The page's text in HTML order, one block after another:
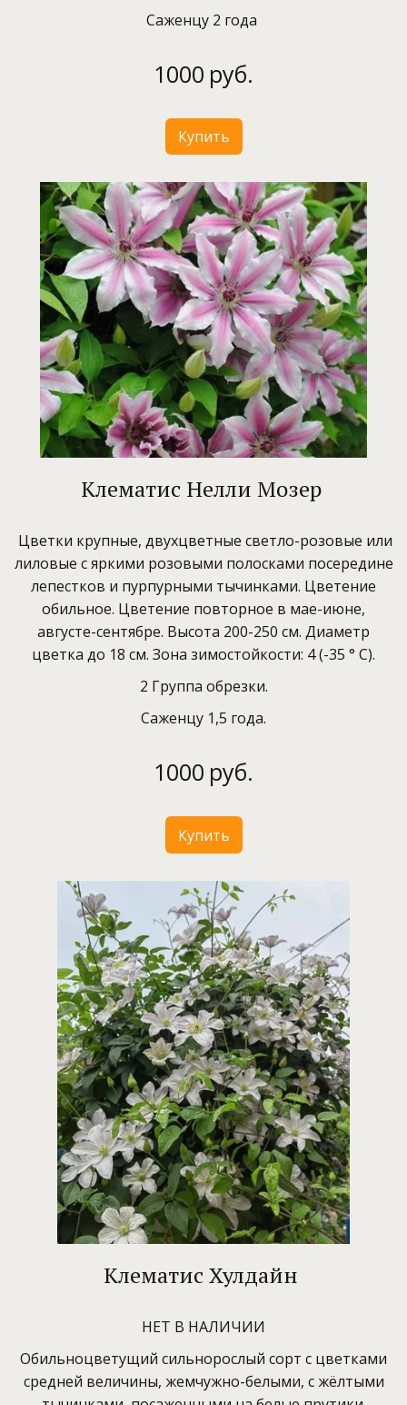
Саженцу 2 года
1000 руб.
Купить
Клематис Нелли Мозер
Цветки крупные, двухцветные светло-розовые или
лиловые с яркими розовыми полосками посередине
лепестков и пурпурными тычинками. Цветение
обильное. Цветение повторное в мае-июне,
августе-сентябре. Высота 200-250 см. Диаметр
цветка до 18 см. Зона зимостойкости: 4 (-35 ° С).
2 Группа обрезки.
Саженцу 1,5 года.
1000 руб.
Купить
Клематис Хулдайн
НЕТ В НАЛИЧИИ
Обильноцветущий сильнорослый сорт с цветками
средней величины, жемчужно-белыми, с жёлтыми